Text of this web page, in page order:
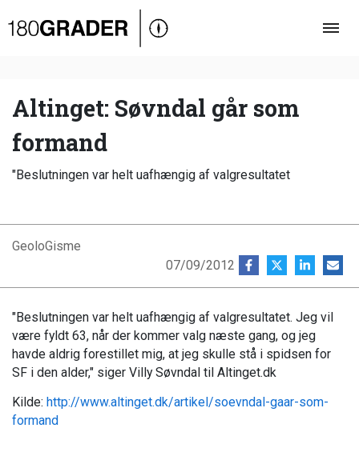
Oversigt
Debat
Video
Podcast
Altinget: Søvndal går som
formand
"Beslutningen var helt uafhængig af valgresultatet
GeoloGisme
07/09/2012
"Beslutningen var helt uafhængig af valgresultatet. Jeg vil
være fyldt 63, når der kommer valg næste gang, og jeg
havde aldrig forestillet mig, at jeg skulle stå i spidsen for
SF i den alder," siger Villy Søvndal til Altinget.dk
Kilde: http://www.altinget.dk/artikel/soevndal-gaar-som-
formand